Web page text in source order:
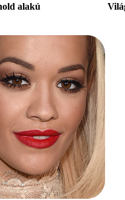
alakú